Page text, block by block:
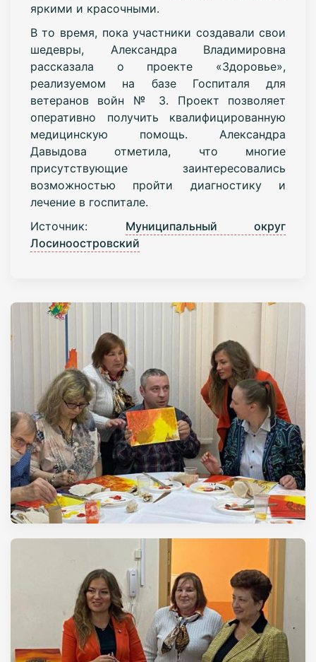
яркими и красочными.
В то время, пока участники создавали свои
шедевры, Александра Владимировна
рассказала о проекте «Здоровье»,
реализуемом на базе Госпиталя для
ветеранов войн № 3. Проект позволяет
оперативно получить квалифицированную
медицинскую помощь. Александра
Давыдова отметила, что многие
присутствующие заинтересовались
возможностью пройти диагностику и
лечение в госпитале.
Источник: Муниципальный округ
Лосиноостровский